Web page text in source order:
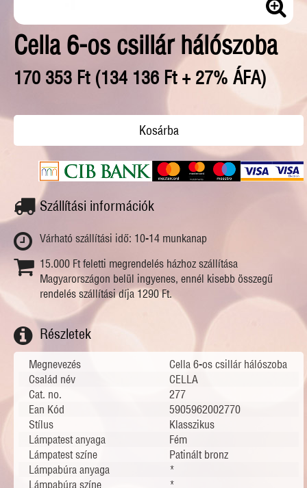
Cella 6-os csillár hálószoba
170 353 Ft (134 136 Ft + 27% ÁFA)
Szállítási információk
Várható szállítási idő: 10-14 munkanap
15.000 Ft feletti megrendelés házhoz szállítása
Magyarországon belül ingyenes, ennél kisebb összegű
rendelés szállítási díja 1290 Ft.
Részletek
Megnevezés
Cella 6-os csillár hálószoba
Család név
CELLA
Cat. no.
277
Ean Kód
5905962002770
Stílus
Klasszikus
Lámpatest anyaga
Fém
Lámpatest színe
Patinált bronz
Lámpabúra anyaga
*
Lámpabúra színe
*